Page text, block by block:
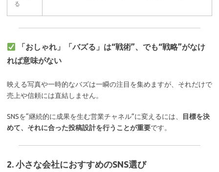
る
「おしゃれ」「バズる」は“戦術”、でも“戦略”がなけ
れば意味がない
映える写真や一時的なバズは一瞬の注目を集めますが、それだけで
売上や信頼には直結しません。
SNSを“継続的に成果を生む営業チャネル”に変えるには、
目標を決
めて、それに合った投稿設計を行うことが重要です。
2. 小さな会社におすすめのSNS選び